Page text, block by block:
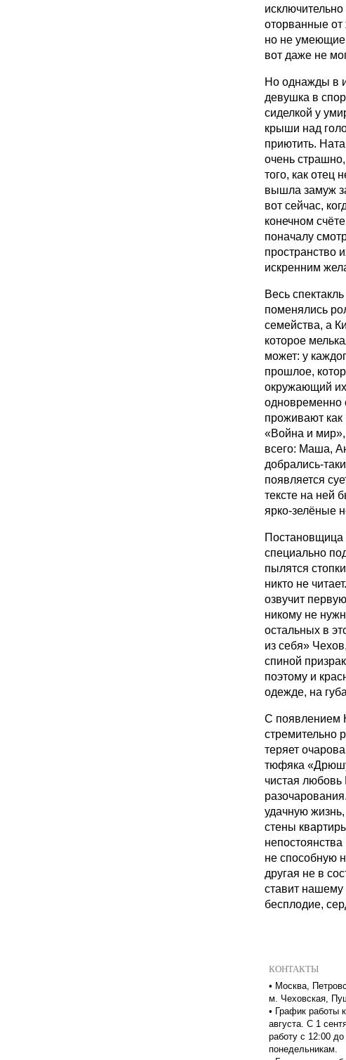
оторванные от
но не умеющие
вот даже не
Но однажды в
девушка в
сиделкой у
крыши над
приютить.
очень
того, как отец
вышла замуж
вот сейчас,
конечном
поначалу
пространство
искренним
Весь
поменялись
семейства, а
которое
может: у
прошлое,
окружающий
одновременно
проживают как
«Война и
всего: Маша,
добрались-
появляется
тексте на ней
ярко-зелёные
Постановщица
специально
пылятся
никто не
озвучит
никому не
остальных в
из себя»
спиной
поэтому и
одежде, на
С появлением
стремительно
теряет
тюфяка
чистая любовь
удачную
стены
не способную
другая не в
ставит
бесплодие,
КОНТАКТЫ
• Москва,
м. Чеховская,
• График работы
августа. С 1
работу с 12:00
понедельникам.